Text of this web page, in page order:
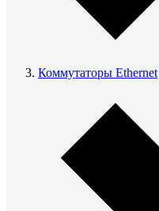
Коммутаторы Ethernet